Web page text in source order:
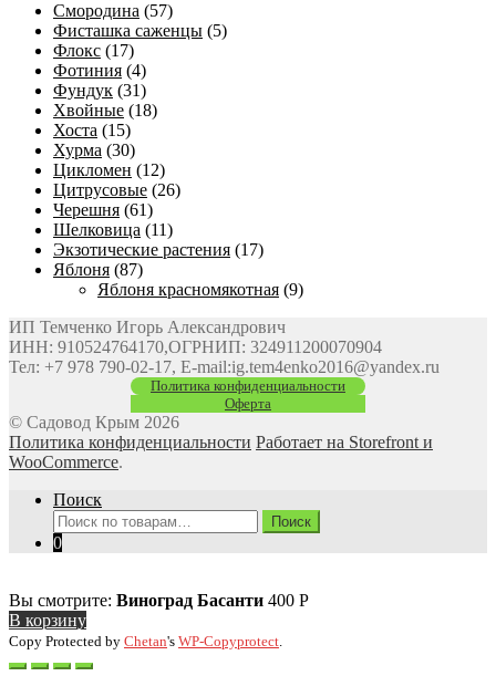
Смородина (57)
Фисташка саженцы (5)
Флокс (17)
Фотиния (4)
Фундук (31)
Хвойные (18)
Хоста (15)
Хурма (30)
Цикломен (12)
Цитрусовые (26)
Черешня (61)
Шелковица (11)
Экзотические растения (17)
Яблоня (87)
Яблоня красномякотная (9)
ИП Темченко Игорь Александрович
ИНН: 910524764170,ОГРНИП: 324911200070904
Тел: +7 978 790-02-17, E-mail:ig.tem4enko2016@yandex.ru
Политика конфиденциальности
Оферта
© Садовод Крым 2026
Политика конфиденциальности Работает на Storefront и
WooCommerce.
Поиск
Искать:
Поиск
0
Вы смотрите: Виноград Басанти 400 Р
В корзину
Copy Protected by Chetan's WP-Copyprotect